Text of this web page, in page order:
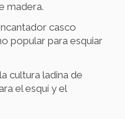
madera.
casco
popular para esquiar
cultura ladina de
el esquí y el